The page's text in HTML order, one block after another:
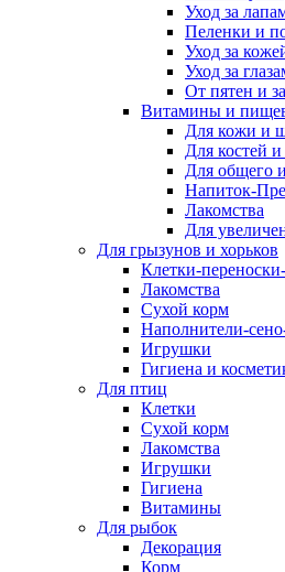
Уход за
Пеленки и
Уход за
Уход за
От пятен и
Витамины и
Для кожи и
Для костей и
Для общего
Напиток-
Лакомства
Для
Для грызунов и хорьков
Клетки-
Лакомства
Сухой корм
Наполнители-
Игрушки
Гигиена и
Для птиц
Клетки
Сухой корм
Лакомства
Игрушки
Гигиена
Витамины
Для рыбок
Декорация
Корм